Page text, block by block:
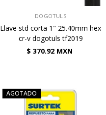
DOGOTULS
Llave std corta 1" 25.40mm hex
cr-v dogotuls tf2019
$ 370.92 MXN
AGOTADO